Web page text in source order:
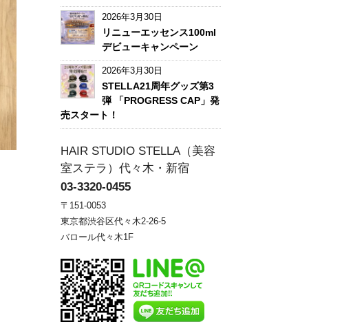
2026年3月30日
リニューエッセンス100ml
デビューキャンペーン
2026年3月30日
STELLA21周年グッズ第3
弾 「PROGRESS CAP」発
売スタート！
HAIR STUDIO STELLA（美容
室ステラ）代々木・新宿
03-3320-0455
〒151-0053
東京都渋谷区代々木2-26-5
バロール代々木1F